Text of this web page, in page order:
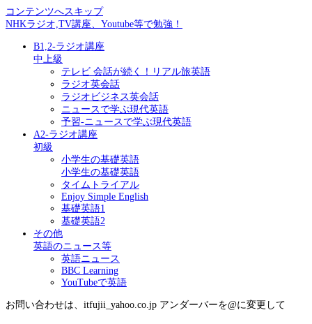
コンテンツへスキップ
NHKラジオ,TV講座、Youtube等で勉強！
B1,2-ラジオ講座
中上級
テレビ 会話が続く！リアル旅英語
ラジオ英会話
ラジオビジネス英会話
ニュースで学ぶ現代英語
予習-ニュースで学ぶ現代英語
A2-ラジオ講座
初級
小学生の基礎英語
小学生の基礎英語
タイムトライアル
Enjoy Simple English
基礎英語1
基礎英語2
その他
英語のニュース等
英語ニュース
BBC Learning
YouTubeで英語
お問い合わせは、itfujii_yahoo.co.jp アンダーバーを@に変更して